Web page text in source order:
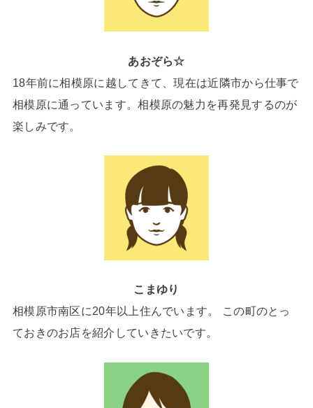
あおぞら☆
18年前に相模原に越してきて、現在は近隣市から仕事で
相模原に通っています。相模原の魅力を再発見するのが
楽しみです。
こまゆり
相模原市南区に20年以上住んでいます。 この町のとっ
ておきのお店を紹介していきたいです。